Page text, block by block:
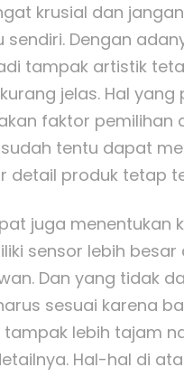
krusial dan
Dengan
tampak artistik
jelas. Hal
faktor pemilihan
tentu dapat
detail produk tetap
juga menentukan
sensor lebih
Dan yang tidak
sesuai karena
lebih tajam
Hal-hal di